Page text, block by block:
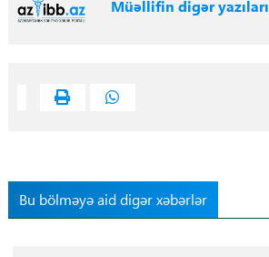
Müəllifin digər yazıları
Bu bölməyə aid digər xəbərlər